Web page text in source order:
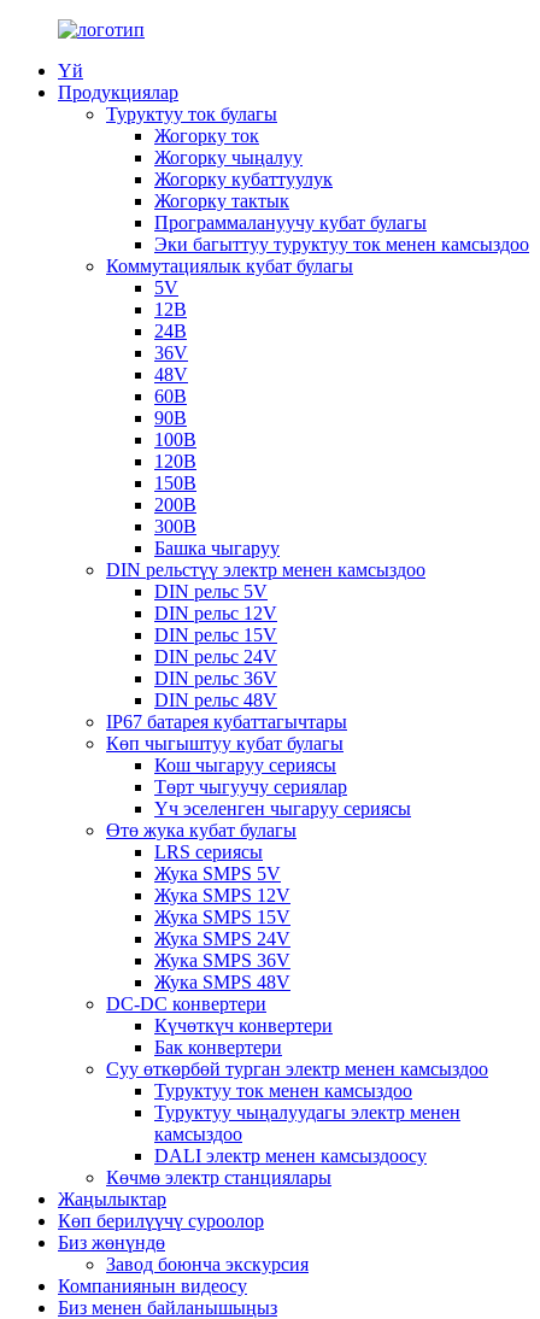
Үй
Продукциялар
Туруктуу ток булагы
Жогорку ток
Жогорку чыңалуу
Жогорку кубаттуулук
Жогорку тактык
Программалануучу кубат булагы
Эки багыттуу туруктуу ток менен камсыздоо
Коммутациялык кубат булагы
5V
12В
24В
36V
48V
60В
90В
100В
120В
150В
200В
300В
Башка чыгаруу
DIN рельстүү электр менен камсыздоо
DIN рельс 5V
DIN рельс 12V
DIN рельс 15V
DIN рельс 24V
DIN рельс 36V
DIN рельс 48V
IP67 батарея кубаттагычтары
Көп чыгыштуу кубат булагы
Кош чыгаруу сериясы
Төрт чыгуучу сериялар
Үч эселенген чыгаруу сериясы
Өтө жука кубат булагы
LRS сериясы
Жука SMPS 5V
Жука SMPS 12V
Жука SMPS 15V
Жука SMPS 24V
Жука SMPS 36V
Жука SMPS 48V
DC-DC конвертери
Күчөткүч конвертери
Бак конвертери
Суу өткөрбөй турган электр менен камсыздоо
Туруктуу ток менен камсыздоо
Туруктуу чыңалуудагы электр менен
камсыздоо
DALI электр менен камсыздоосу
Көчмө электр станциялары
Жаңылыктар
Көп берилүүчү суроолор
Биз жөнүндө
Завод боюнча экскурсия
Компаниянын видеосу
Биз менен байланышыңыз